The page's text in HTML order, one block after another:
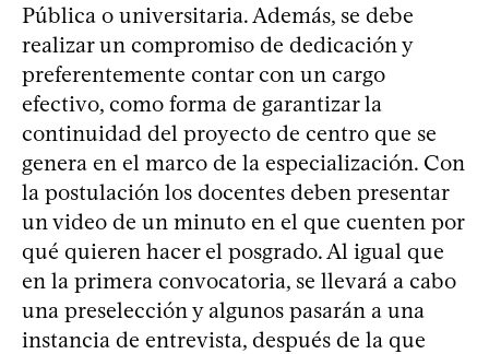
Pública o universitaria. Además, se debe
realizar un compromiso de dedicación y
preferentemente contar con un cargo
efectivo, como forma de garantizar la
continuidad del proyecto de centro que se
genera en el marco de la especialización. Con
la postulación los docentes deben presentar
un video de un minuto en el que cuenten por
qué quieren hacer el posgrado. Al igual que
en la primera convocatoria, se llevará a cabo
una preselección y algunos pasarán a una
instancia de entrevista, después de la que